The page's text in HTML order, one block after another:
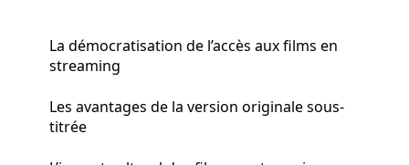
La démocratisation de l’accès aux films en
streaming
Les avantages de la version originale sous-
titrée